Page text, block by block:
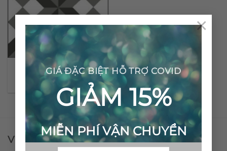
GIÁ ĐẶC BIỆT HỖ TRỢ COVID
GIẢM 15%
MIỄN PHÍ VẬN CHUYỂN
×
Gạch bông cổ điển CTS
11.1
VPĐD - CTY TNHH GẠCH BÔNG VIỆT NAM